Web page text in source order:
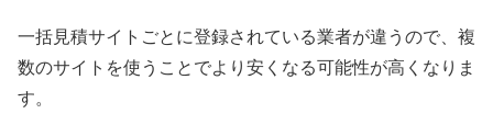
一括見積サイトごとに登録されている業者が違うので、複
数のサイトを使うことでより安くなる可能性が高くなりま
す。